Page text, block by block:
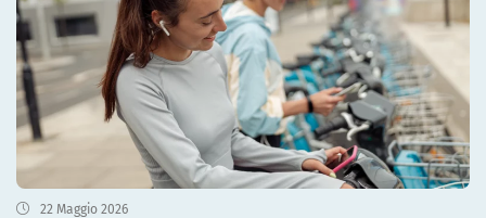
22 Maggio 2026